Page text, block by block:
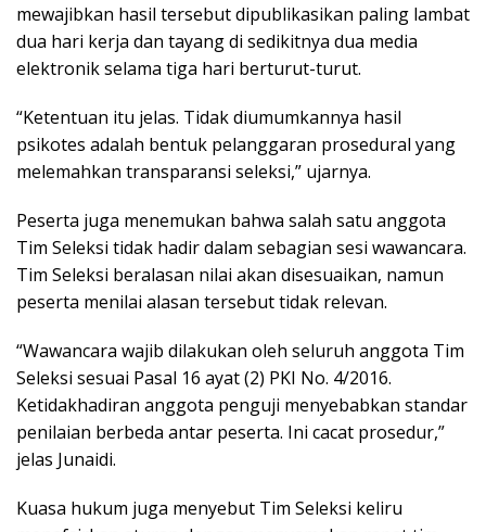
mewajibkan hasil tersebut dipublikasikan paling lambat
dua hari kerja dan tayang di sedikitnya dua media
elektronik selama tiga hari berturut-turut.
“Ketentuan itu jelas. Tidak diumumkannya hasil
psikotes adalah bentuk pelanggaran prosedural yang
melemahkan transparansi seleksi,” ujarnya.
Peserta juga menemukan bahwa salah satu anggota
Tim Seleksi tidak hadir dalam sebagian sesi wawancara.
Tim Seleksi beralasan nilai akan disesuaikan, namun
peserta menilai alasan tersebut tidak relevan.
“Wawancara wajib dilakukan oleh seluruh anggota Tim
Seleksi sesuai Pasal 16 ayat (2) PKI No. 4/2016.
Ketidakhadiran anggota penguji menyebabkan standar
penilaian berbeda antar peserta. Ini cacat prosedur,”
jelas Junaidi.
Kuasa hukum juga menyebut Tim Seleksi keliru